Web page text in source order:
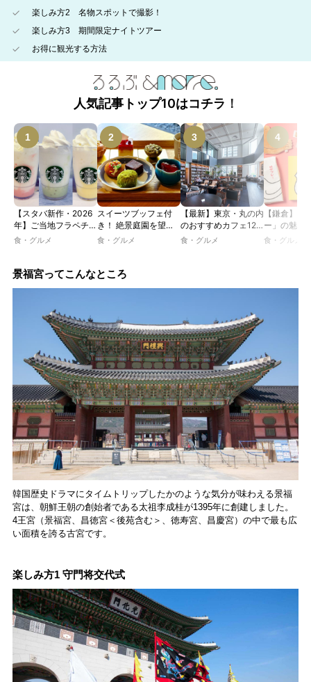
楽しみ方2 名物スポットで撮影！
楽しみ方3 期間限定ナイトツアー
お得に観光する方法
人気記事トップ10はコチラ！
【スタバ新作・2026
年】ご当地フラペチー
ノが新登場！ 地域と
JIMOTO
動。6種類を飲んで実
食レポート
食・グルメ
スイーツブッフェ付
き！ 絶景庭園を望む
ホテルレストランで味
ツトレンドVol.105】
食・グルメ
【最新】東京・丸の内
のおすすめカフェ12
選｜ひとりでゆったり
食・グルメ
【鎌倉】「
ー」の魅力
説！ 定番商
食・グルメ
景福宮ってこんなところ
韓国歴史ドラマにタイムトリップしたかのような気分が味わえる景福
宮は、朝鮮王朝の創始者である太祖李成桂が1395年に創建しました。
4王宮（景福宮、昌徳宮＜後苑含む＞、徳寿宮、昌慶宮）の中で最も広
い面積を誇る古宮です。
楽しみ方1 守門将交代式